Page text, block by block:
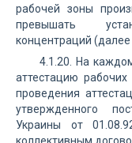
рабочей зоны
превышать
концентраций
4.1.20. На
аттестацию
проведения
утвержденного
Украины от